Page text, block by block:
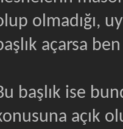
olmadığı,
açarsa
başlık ise
açık